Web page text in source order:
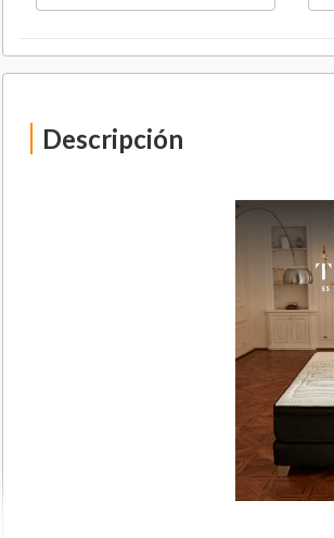
Descripción